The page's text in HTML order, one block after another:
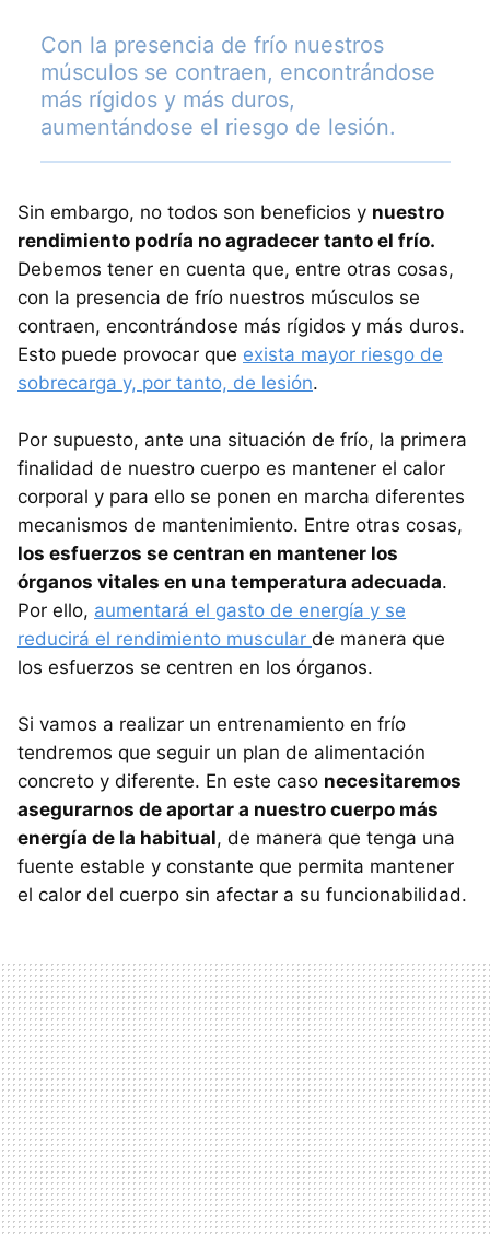
Con la presencia de frío nuestros
músculos se contraen, encontrándose
más rígidos y más duros,
aumentándose el riesgo de lesión.
Sin embargo, no todos son beneficios y nuestro
rendimiento podría no agradecer tanto el frío.
Debemos tener en cuenta que, entre otras cosas,
con la presencia de frío nuestros músculos se
contraen, encontrándose más rígidos y más duros.
Esto puede provocar que exista mayor riesgo de
sobrecarga y, por tanto, de lesión.
Por supuesto, ante una situación de frío, la primera
finalidad de nuestro cuerpo es mantener el calor
corporal y para ello se ponen en marcha diferentes
mecanismos de mantenimiento. Entre otras cosas,
los esfuerzos se centran en mantener los
órganos vitales en una temperatura adecuada.
Por ello, aumentará el gasto de energía y se
reducirá el rendimiento muscular de manera que
los esfuerzos se centren en los órganos.
Si vamos a realizar un entrenamiento en frío
tendremos que seguir un plan de alimentación
concreto y diferente. En este caso necesitaremos
asegurarnos de aportar a nuestro cuerpo más
energía de la habitual, de manera que tenga una
fuente estable y constante que permita mantener
el calor del cuerpo sin afectar a su funcionabilidad.